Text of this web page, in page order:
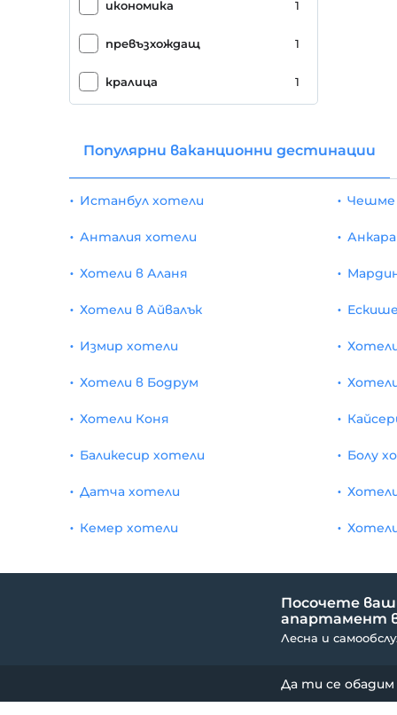
Спа / уелнес център
забавен панаир 1
икономика 1
превъзхождащ 1
кралица 1
ъгъл 1
бизнес
апартамент
Популярни ваканционни дестинации
Истанбул хотели
Анталия хотели
Хотели в Аланя
Хотели в Айвалък
Измир хотели
Чешме
Хотели в Бодрум
Хотели Коня
Баликесир хотели
Датча хотели
Кемер хотели
Болу
Посочете
апартамент
Лесна и
Да ти се обадим